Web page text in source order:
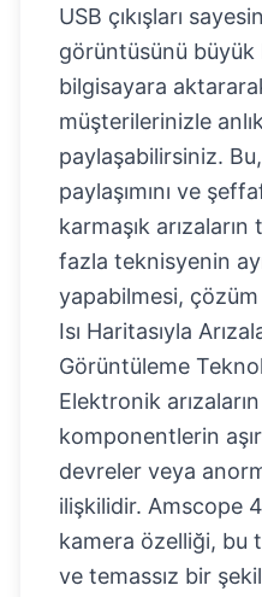
USB çıkışları
görüntüsünü
bilgisayara
müşterilerinizle
paylaşabilirsiniz.
paylaşımını ve
karmaşık
fazla teknisyenin
yapabilmesi, çözüm
Isı Haritasıyla
Görüntüleme
Elektronik
komponentlerin aşırı
devreler veya
ilişkilidir. Amscope
kamera özelliği, bu
ve temassız bir